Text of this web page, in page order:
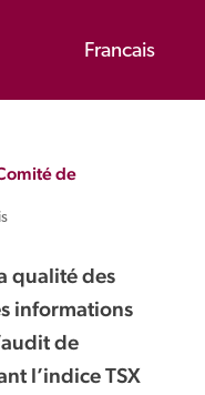
Francais
de
qualité des
informations
de
l’indice TSX